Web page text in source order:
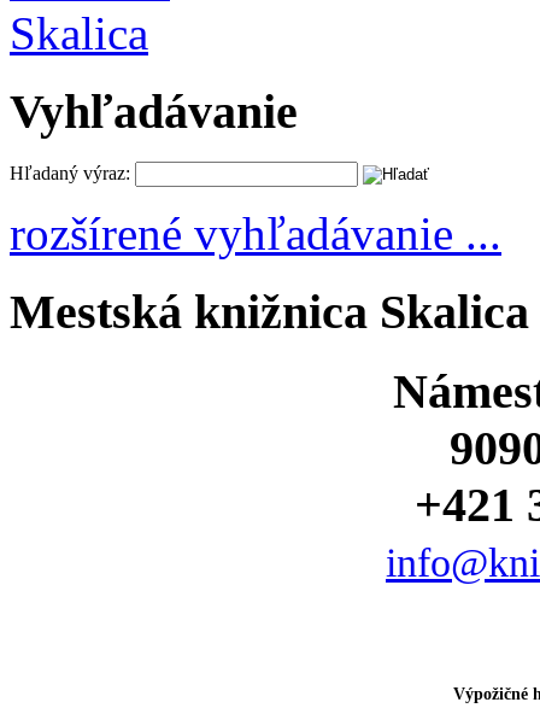
Vyhľadávanie
Hľadaný výraz:
rozšírené vyhľadávanie ...
Mestská knižnica Skalica
+421
Výpožičné